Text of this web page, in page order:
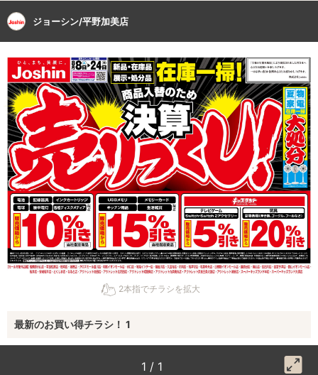
ジョーシン/平野加美店
2本指でチラシを拡大
最新のお買い得チラシ！ 1
1 / 1